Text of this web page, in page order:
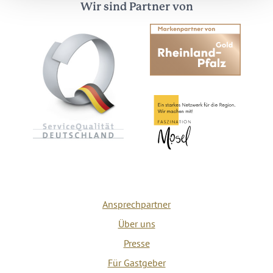
Wir sind Partner von
Ansprechpartner
Über uns
Presse
Für Gastgeber